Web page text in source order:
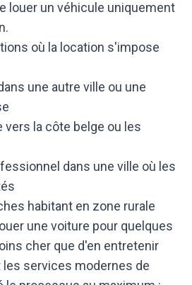
louer un véhicule uniquement
où la location s'impose
une autre ville ou une
vers la côte belge ou les
dans une ville où les
habitant en zone rurale
une voiture pour quelques
cher que d'en entretenir
les services modernes de